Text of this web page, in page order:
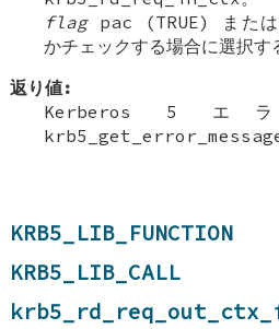
flagpac (TRUE) また
かチェックする場合に選択す
返り値:
Kerberos 5 エ
KRB5_LIB_CALL